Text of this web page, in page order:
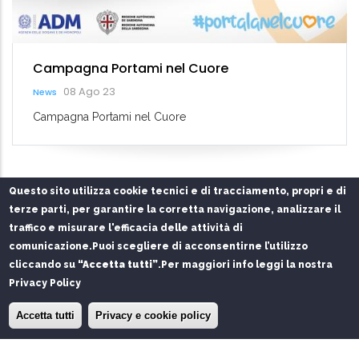
Around Sardinia (Trasporto
News 27 Lug 23
Installa l'app del Porto di Olbia
Privacy Policy Chi siamo
Contatti
Servizio gestito per conto dell'Autorità di Sistema Portuale
del Mare di Sardegna da
© CopyrightSPS srl2026. Tutti i diritti riservati.
Questo sito utilizza cookie tecnici e di tracciamento, propri e di
terze parti, per garantire la corretta navigazione, analizzare il
traffico e misurare l'efficacia delle attività di
comunicazione. Puoi scegliere di acconsentirne l’utilizzo
cliccando su “Accetta tutti”. Per maggiori info leggi la nostra
Privacy Policy
Accetta tutti Privacy e cookie policy